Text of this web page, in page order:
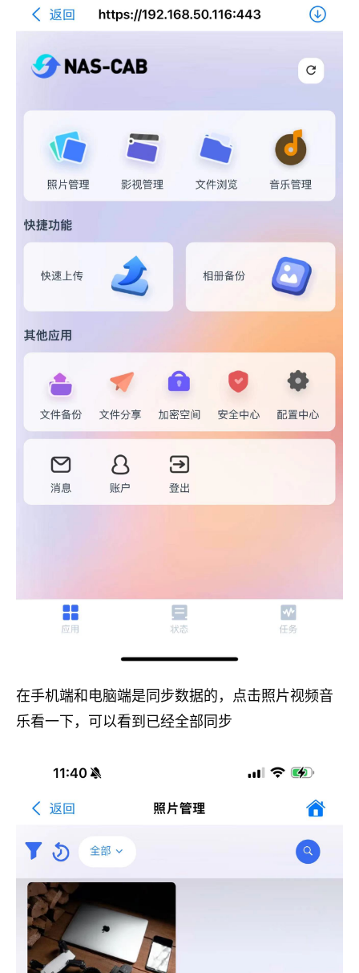
在手机端和电脑端是同步数据的，点击照片视频音
乐看一下，可以看到已经全部同步